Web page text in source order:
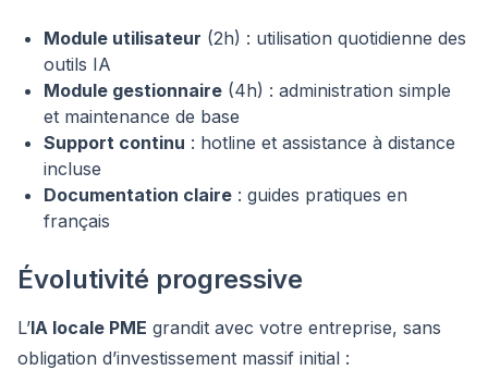
Module utilisateur (2h) : utilisation quotidienne des
outils IA
Module gestionnaire (4h) : administration simple
et maintenance de base
Support continu : hotline et assistance à distance
incluse
Documentation claire : guides pratiques en
français
Évolutivité progressive
L’IA locale PME grandit avec votre entreprise, sans
obligation d’investissement massif initial :